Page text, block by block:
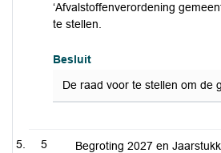
‘Afvalstoffenverordening
te stellen.
Besluit
De raad voor te stellen om de
5
Begroting 2027 en